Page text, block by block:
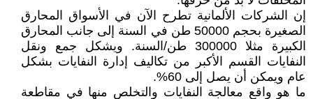
إن الشركات الألمانية تطرح الآن في الأسواق المحارق
الصغيرة بحجم 50000 طن في السنة إلى جانب المحارق
الكبيرة مثلا 300000 طن/السنة. ويشكل جمع ونقل
النفايات القسم الأكبر من تكاليف إدارة النفايات بشكل
عام ويمكن أن يصل إلى 60%.
ما هو واقع معالجة النفايات والتخلص منها في مقاطعة